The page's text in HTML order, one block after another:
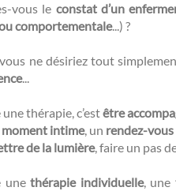
vous le constat d’un
comportementale...) ?
ne désiriez tout
...
thérapie, c’estêtre
moment intime, un rendez-
de la lumière, faire un pas
une thérapie individuelle, une